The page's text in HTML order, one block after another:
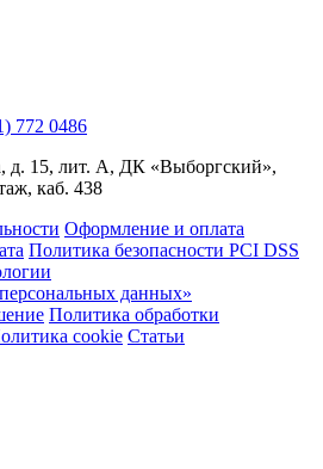
772 0486
д. 15, лит. А, ДК «Выборгский»,
каб. 438
Оформление и оплата
Политика безопасности PCI DSS
данных»
Политика обработки
cookie Статьи